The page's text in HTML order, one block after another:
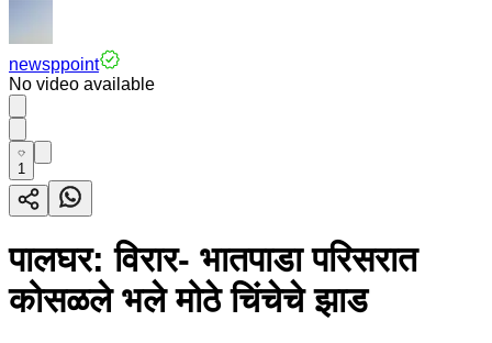
newsppoint
No video available
1
पालघर: विरार- भातपाडा परिसरात
कोसळले भले मोठे चिंचेचे झाड